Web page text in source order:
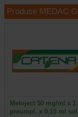
Produse MEDAC
Metoject 50 mg/ml x 1
preumpl. x 0,15 ml